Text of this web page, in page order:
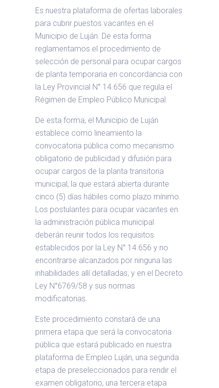
Es nuestra plataforma de ofertas laborales
para cubrir puestos vacantes en el
Municipio de Luján. De esta forma
reglamentamos el procedimiento de
selección de personal para ocupar cargos
de planta temporaria en concordancia con
la Ley Provincial N° 14.656 que regula el
Régimen de Empleo Público Municipal.
De esta forma, el Municipio de Luján
establece como lineamiento la
convocatoria pública como mecanismo
obligatorio de publicidad y difusión para
ocupar cargos de la planta transitoria
municipal, la que estará abierta durante
cinco (5) días hábiles como plazo mínimo.
Los postulantes para ocupar vacantes en
la administración pública municipal
deberán reunir todos los requisitos
establecidos por la Ley N° 14.656 y no
encontrarse alcanzados por ninguna las
inhabilidades allí detalladas, y en el Decreto
Ley N°6769/58 y sus normas
modificatorias.
Este procedimiento constará de una
primera etapa que será la convocatoria
pública que estará publicado en nuestra
plataforma de Empleo Luján, una segunda
etapa de preseleccionados para rendir el
examen obligatorio, una tercera etapa